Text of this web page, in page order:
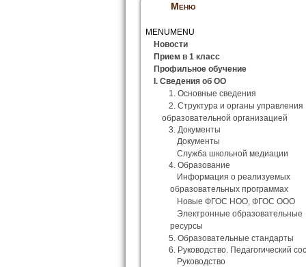
Меню
MENU MENU
Новости
Прием в 1 класс
Профильное обучение
I. Сведения об ОО
1. Основные сведения
2. Структура и органы управления
образовательной организацией
3. Документы
Документы
Служба школьной медиации
4. Образование
Информация о реализуемых
образовательных программах
Новые ФГОС НОО, ФГОС ООО
Электронные образовательные
ресурсы
5. Образовательные стандарты
6. Руководство. Педагогический
Руководство